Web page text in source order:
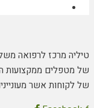
טיליה מרכז לרפואה
של מטפלים ממקצועות
של לקוחות אשר